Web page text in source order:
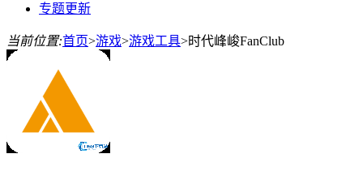
专题更新
当前位置:首页>游戏>游戏工具>时代峰峻FanClub